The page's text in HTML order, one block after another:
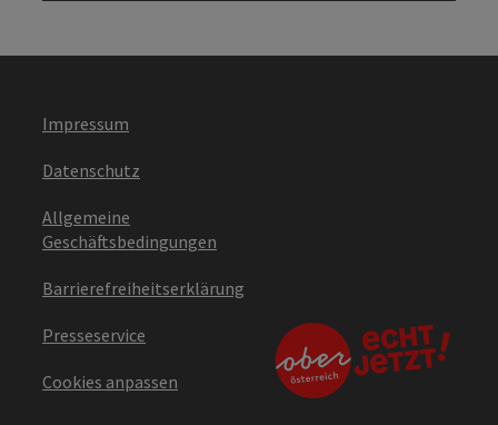
Impressum
Datenschutz
Allgemeine
Geschäftsbedingungen
Barrierefreiheitserklärung
Presseservice
Cookies anpassen